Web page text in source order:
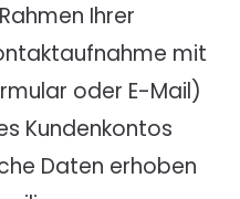
Ihrer
mit
oder E-Mail)
Kundenkontos
Daten erhoben